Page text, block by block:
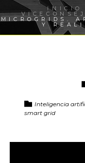
INICIO
MICROGRIDS.
Y
Inteligencia
smart grid